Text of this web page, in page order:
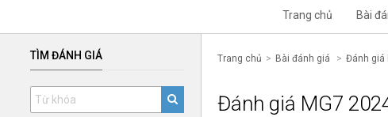
Trang chủ Bài
TÌM ĐÁNH GIÁ Trang chủ Bài đánh giá Đánh giá
Đánh giá MG7